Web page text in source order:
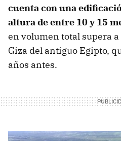
cuenta con una
altura de entre 10 y 15
en volumen total supera
Giza del antiguo Egipto,
años antes.